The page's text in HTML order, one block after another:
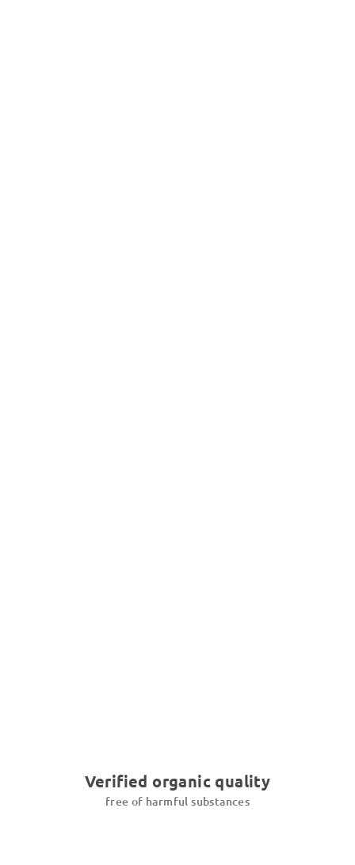
Verified organic quality
free of harmful substances